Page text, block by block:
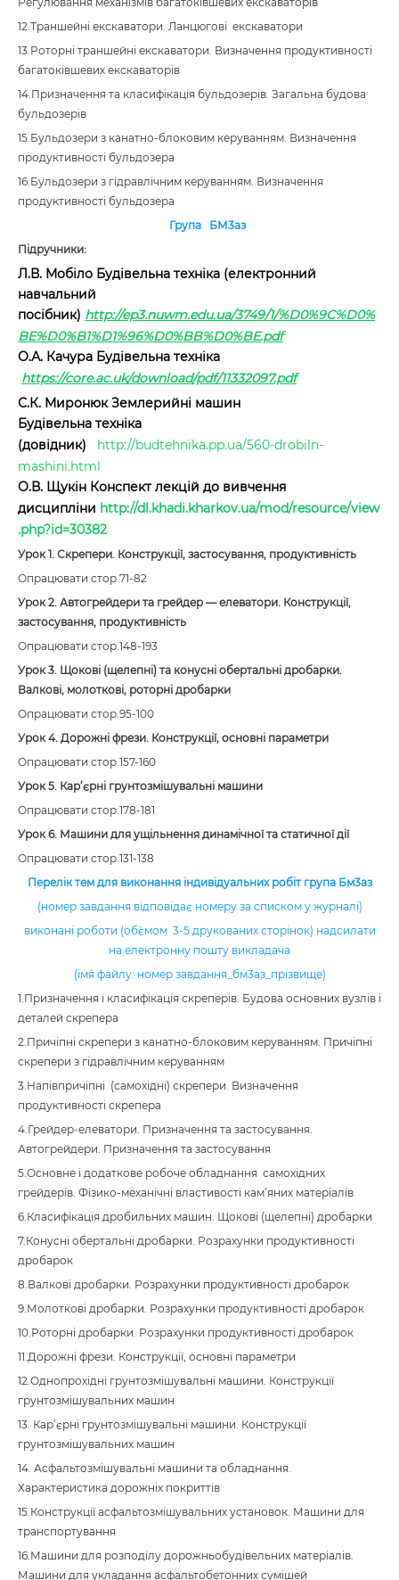
12.Траншейні екскаватори. Ланцюгові екскаватори
13.Роторні траншейні екскаватори. Визначення продуктивності
багатоківшевих екскаваторів
14.Призначення та класифікація бульдозерів. Загальна будова
бульдозерів
15.Бульдозери з канатно-блоковим керуванням. Визначення
продуктивності бульдозера
16.Бульдозери з гідравлічним керуванням. Визначення
продуктивності бульдозера
Група БМ3аз
Підручники:
Л.В. Мобіло Будівельна техніка (електронний
навчальний
посібник) http://ep3.nuwm.edu.ua/3749/1/%D0%9C%D0%
BE%D0%B1%D1%96%D0%BB%D0%BE.pdf
О.А. Качура Будівельна техніка
https://core.ac.uk/download/pdf/11332097.pdf
С.К. Миронюк Землерийні машин
Будівельна техніка
(довідник)
http://budtehnika.pp.ua/560-drobiln-
mashini.html
О.В. Щукін Конспект лекцій до вивчення
дисципліни http://dl.khadi.kharkov.ua/mod/resource/view
.php?id=30382
Урок 1. Скрепери. Конструкції, застосування, продуктивність
Опрацювати стор.71-82
Урок 2. Автогрейдери та грейдер — елеватори. Конструкції,
застосування, продуктивність
Опрацювати стор.148-193
Урок 3. Щокові (щелепні) та конусні обертальні дробарки.
Валкові, молоткові, роторні дробарки
Опрацювати стор.95-100
Урок 4. Дорожні фрези. Конструкції, основні параметри
Опрацювати стор.157-160
Урок 5. Кар’єрні грунтозмішувальні машини
Опрацювати стор.178-181
Урок 6. Машини для ущільнення динамічної та статичної дії
Опрацювати стор.131-138
Перелік тем для виконання індивідуальних робіт група Бм3аз
(номер завдання відповідає номеру за списком у журналі)
виконані роботи (об`ємом 3-5 друкованих сторінок) надсилати
на електронну пошту викладача
(ім`я файлу: номер завдання_бм3аз_прізвище)
1.Призначення і класифікація скреперів. Будова основних вузлів і
деталей скрепера
2.Причіпні скрепери з канатно-блоковим керуванням. Причіпні
скрепери з гідравлічним керуванням
3.Напівпричіпні (самохідні) скрепери. Визначення
продуктивності скрепера
4.Грейдер-елеватори. Призначення та застосування.
Автогрейдери. Призначення та застосування
5.Основне і додаткове робоче обладнання самохідних
грейдерів. Фізико-механічні властивості кам’яних матеріалів
6.Класифікація дробильних машин. Щокові (щелепні) дробарки
7.Конусні обертальні дробарки. Розрахунки продуктивності
дробарок
8.Валкові дробарки. Розрахунки продуктивності дробарок
9.Молоткові дробарки. Розрахунки продуктивності дробарок
10.Роторні дробарки. Розрахунки продуктивності дробарок
11.Дорожні фрези. Конструкції, основні параметри
12.Однопрохідні грунтозмішувальні машини. Конструкції
грунтозмішувальних машин
13. Кар’єрні грунтозмішувальні машини. Конструкції
грунтозмішувальних машин
14. Асфальтозмішувальні машини та обладнання.
Характеристика дорожніх покриттів
15.Конструкції асфальтозмішувальних установок. Машини для
транспортування
16.Машини для розподілу дорожньобудівельних матеріалів.
Машини для укладання асфальтобетонних сумішей